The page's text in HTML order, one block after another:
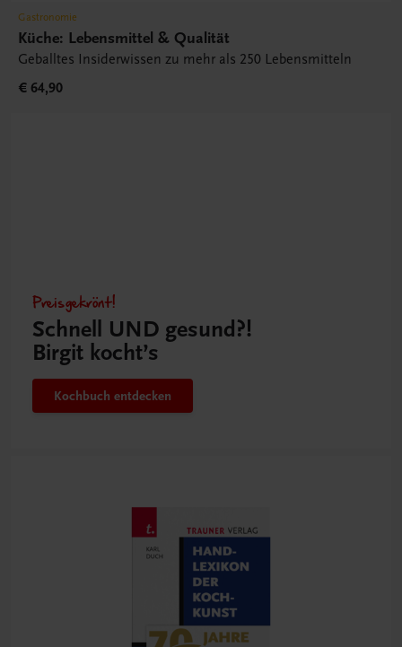
Gastronomie
Küche: Lebensmittel & Qualität
Geballtes Insiderwissen zu mehr als 250 Lebensmitteln
€ 64,90
Preisgekrönt!
Schnell UND gesund?!
Birgit kocht’s
Kochbuch entdecken